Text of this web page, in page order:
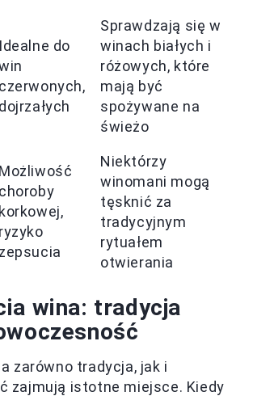
Idealne do
czerwonych,
dojrzałych
Sprawdzają się w
winach białych i
różowych, które
mają być
spożywane na
świeżo
Możliwość
choroby
korkowej,
ryzyko
zepsucia
Niektórzy
winomani mogą
tęsknić za
tradycyjnym
rytuałem
otwierania
wina: tradycja
zarówno tradycja, jak i
zajmują istotne miejsce. Kiedy